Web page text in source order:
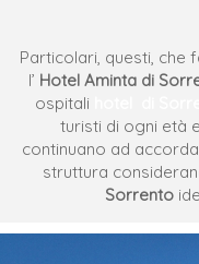
Particolari, questi, che
l’ Hotel Aminta di
ospitali
turisti di ogni età
continuano ad
struttura
Sorrento